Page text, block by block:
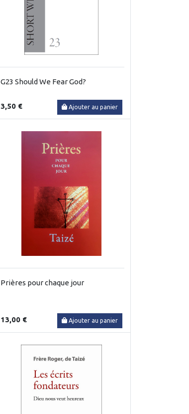
G23 Should We Fear God?
3,50 € Ajouter au panier
Prières pour chaque jour
13,00 € Ajouter au panier